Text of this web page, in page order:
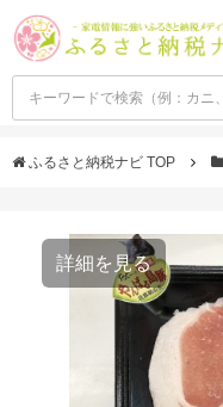
ふるさと納税ナビ TOP
詳細を見る